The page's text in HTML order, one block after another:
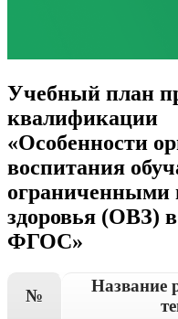
Учебный план
квалификации
«Особенности
воспитания
ограниченными
здоровья (ОВЗ)
ФГОС»
№
Название